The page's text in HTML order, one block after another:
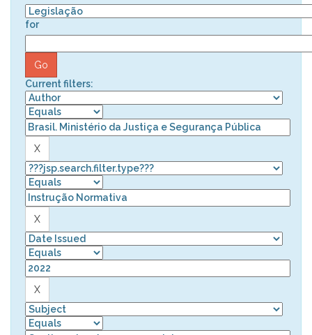
for
Current filters: